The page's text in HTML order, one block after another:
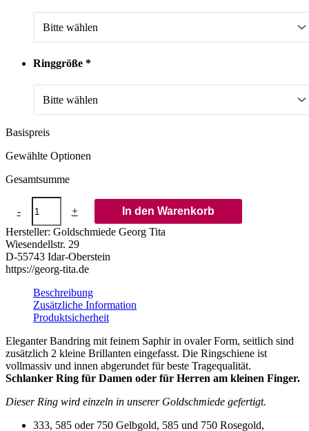
Ringgröße *
Basispreis
Gewählte Optionen
Gesamtsumme
-
Gold,
5x3
mm
Smaragd
und
Brillanten
Menge
+
In den Warenkorb
Hersteller: Goldschmiede Georg Tita
Wiesendellstr. 29
D-55743 Idar-Oberstein
https://georg-tita.de
Beschreibung
Zusätzliche Information
Produktsicherheit
Eleganter Bandring mit feinem Saphir in ovaler Form, seitlich sind
zusätzlich 2 kleine Brillanten eingefasst. Die Ringschiene ist
vollmassiv und innen abgerundet für beste Tragequalität.
Schlanker Ring für Damen oder für Herren am kleinen Finger.
Dieser Ring wird einzeln in unserer Goldschmiede gefertigt.
333, 585 oder 750 Gelbgold, 585 und 750 Rosegold,